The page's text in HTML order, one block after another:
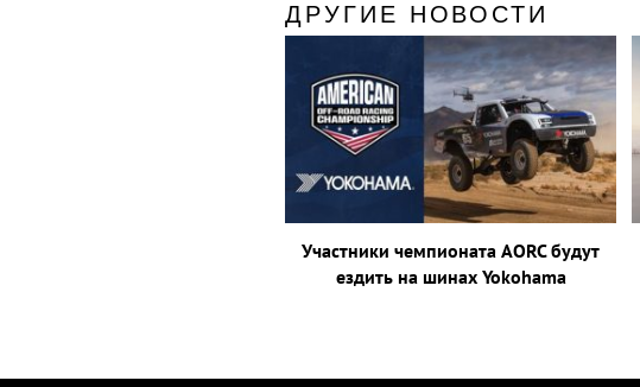
ДРУГИЕ НОВОСТИ
Участники чемпионата AORC будут
ездить на шинах Yokohama